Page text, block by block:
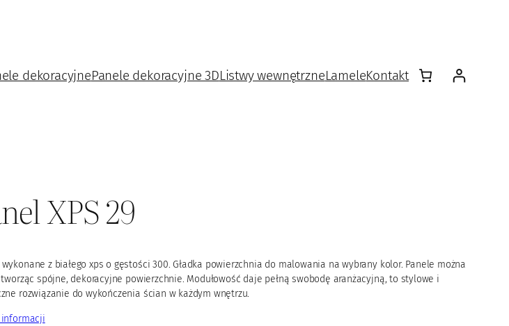
dekoracyjnePanele dekoracyjne 3DListwy wewnętrzneLameleKontakt
XPS 29
wykonane z białego xps o gęstości 300. Gładka powierzchnia do malowania na wybrany kolor. Panele można
tworząc spójne, dekoracyjne powierzchnie. Modułowość daje pełną swobodę aranżacyjną, to stylowe i
rozwiązanie do wykończenia ścian w każdym wnętrzu.